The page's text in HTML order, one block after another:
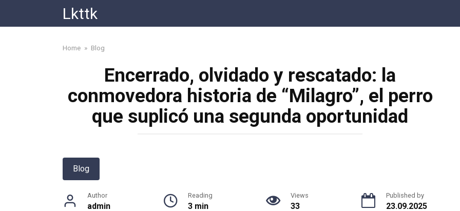
content
Lkttk
Home » Blog
Encerrado, olvidado y rescatado: la
conmovedora historia de “Milagro”, el perro
que suplicó una segunda oportunidad
Blog
Author
admin
Reading
3 min
Views
33
Published by
23.09.2025